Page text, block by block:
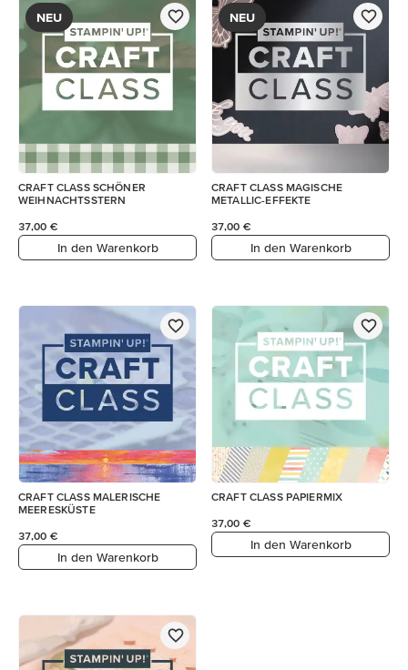
NEU
CRAFT CLASS SCHÖNER
WEIHNACHTSSTERN
37,00 €
In den Warenkorb
NEU
CRAFT CLASS MAGISCHE
METALLIC-EFFEKTE
37,00 €
In den Warenkorb
CRAFT CLASS MALERISCHE
MEERESKÜSTE
37,00 €
In den Warenkorb
CRAFT CLASS PAPIERMIX
37,00 €
In den Warenkorb